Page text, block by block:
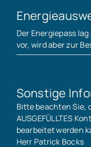
Der Energiepass
vor, wird aber zur
Sonstige
Bitte beachten Sie,
AUSGEFÜLLTES
bearbeitet werden
Herr Patrick Bocks